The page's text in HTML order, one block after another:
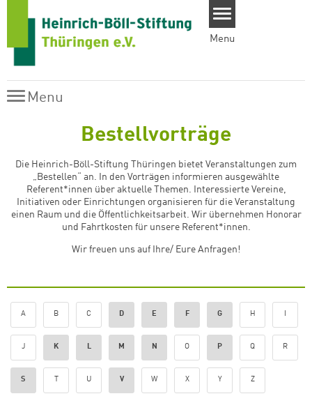
Menu
MenuMenu
Bestellvorträge
Die Heinrich-Böll-Stiftung Thüringen bietet Veranstaltungen zum
„Bestellen“ an. In den Vorträgen informieren ausgewählte
Referent*innen über aktuelle Themen. Interessierte Vereine,
Initiativen oder Einrichtungen organisieren für die Veranstaltung
einen Raum und die Öffentlichkeitsarbeit. Wir übernehmen Honorar
und Fahrtkosten für unsere Referent*innen.
Wir freuen uns auf Ihre/ Eure Anfragen!
A B C D E F G H
J K L M N O P Q R
S T U V W X Y Z